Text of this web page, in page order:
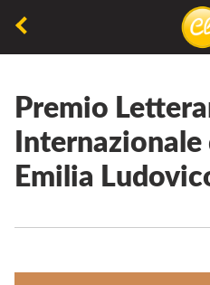
non
permette
camminare,
Premio
Internazionale
Emilia